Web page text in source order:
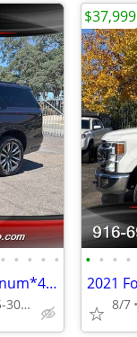
• • • • •
2022 Cadillac Escalade ESV Sport Platinum*4X4*Third Row Seats*Loaded*
Supreme Auto Call 916-695-3086 fair oaks
• • • •
8/7
$37,999